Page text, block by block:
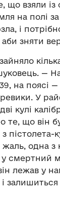
що взяли із
на полі за
і
зняти
— На
на поясі —
У
кулі
те, що він
пістолета-
одна з
у смертний
лежав у